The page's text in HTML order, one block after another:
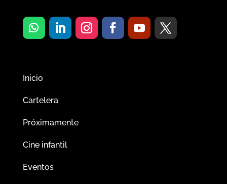
Inicio
Cartelera
Próximamente
Cine infantil
Eventos